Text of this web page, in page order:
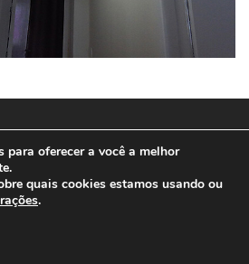
para oferecer a você a melhor
quais cookies estamos usando ou
.